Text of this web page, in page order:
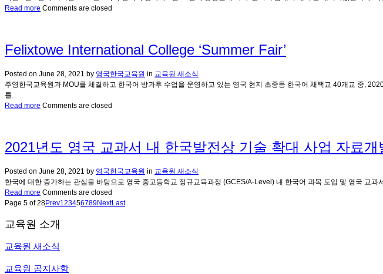
Read more Comments are closed
Felixtowe International College ‘Summer Fair’
Posted on June 28, 2021 by 영국한국교육원 in 교육원 새소식
주영한국교육원과 MOU를 체결하고 한국어 방과후 수업을 운영하고 있는 영국 현지 초중등 한국어 채택교 40개교 중,
를.
Read more Comments are closed
2021년도 영국 교과서 내 한국발전상 기술 확대 사업 자료
Posted on June 28, 2021 by 영국한국교육원 in 교육원 새소식
한국에 대한 증가하는 관심을 바탕으로 영국 중고등학교 정규교육과정 (GCES/A-Level) 내 한국어 과목 도입 및 영국 교
Read more Comments are closed
Page 5 of 28Prev123456789NextLast
교육원 소개
교육원 새소식
교육원 공지사항